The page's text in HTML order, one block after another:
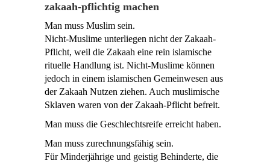
zakaah-pflichtig machen
Man muss Muslim sein.
Nicht-Muslime unterliegen nicht der Zakaah-
Pflicht, weil die Zakaah eine rein islamische
rituelle Handlung ist. Nicht-Muslime können
jedoch in einem islamischen Gemeinwesen aus
der Zakaah Nutzen ziehen. Auch muslimische
Sklaven waren von der Zakaah-Pflicht befreit.
Man muss die Geschlechtsreife erreicht haben.
Man muss zurechnungsfähig sein.
Für Minderjährige und geistig Behinderte, die